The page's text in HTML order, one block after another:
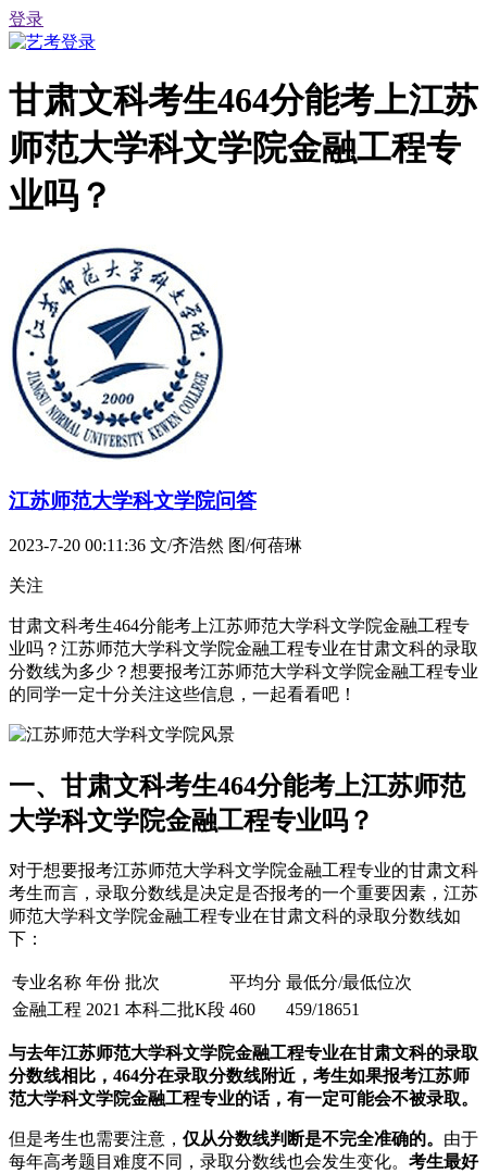
登录
甘肃文科考生464分能考上江苏
师范大学科文学院金融工程专
业吗？
江苏师范大学科文学院问答
2023-7-20 00:11:36 文/齐浩然 图/何蓓琳
关注
甘肃文科考生464分能考上江苏师范大学科文学院金融工程专
业吗？江苏师范大学科文学院金融工程专业在甘肃文科的录取
分数线为多少？想要报考江苏师范大学科文学院金融工程专业
的同学一定十分关注这些信息，一起看看吧！
一、甘肃文科考生464分能考上江苏师范
大学科文学院金融工程专业吗？
对于想要报考江苏师范大学科文学院金融工程专业的甘肃文科
考生而言，录取分数线是决定是否报考的一个重要因素，江苏
师范大学科文学院金融工程专业在甘肃文科的录取分数线如
下：
专业名称 年份 批次 平均分 最低分/最低位次
金融工程 2021 本科二批K段 460 459/18651
与去年江苏师范大学科文学院金融工程专业在甘肃文科的录取
分数线相比，464分在录取分数线附近，考生如果报考江苏师
范大学科文学院金融工程专业的话，有一定可能会不被录取。
但是考生也需要注意， 仅从分数线判断是不完全准确的。 由于
每年高考题目难度不同，录取分数线也会发生变化。 考生最好